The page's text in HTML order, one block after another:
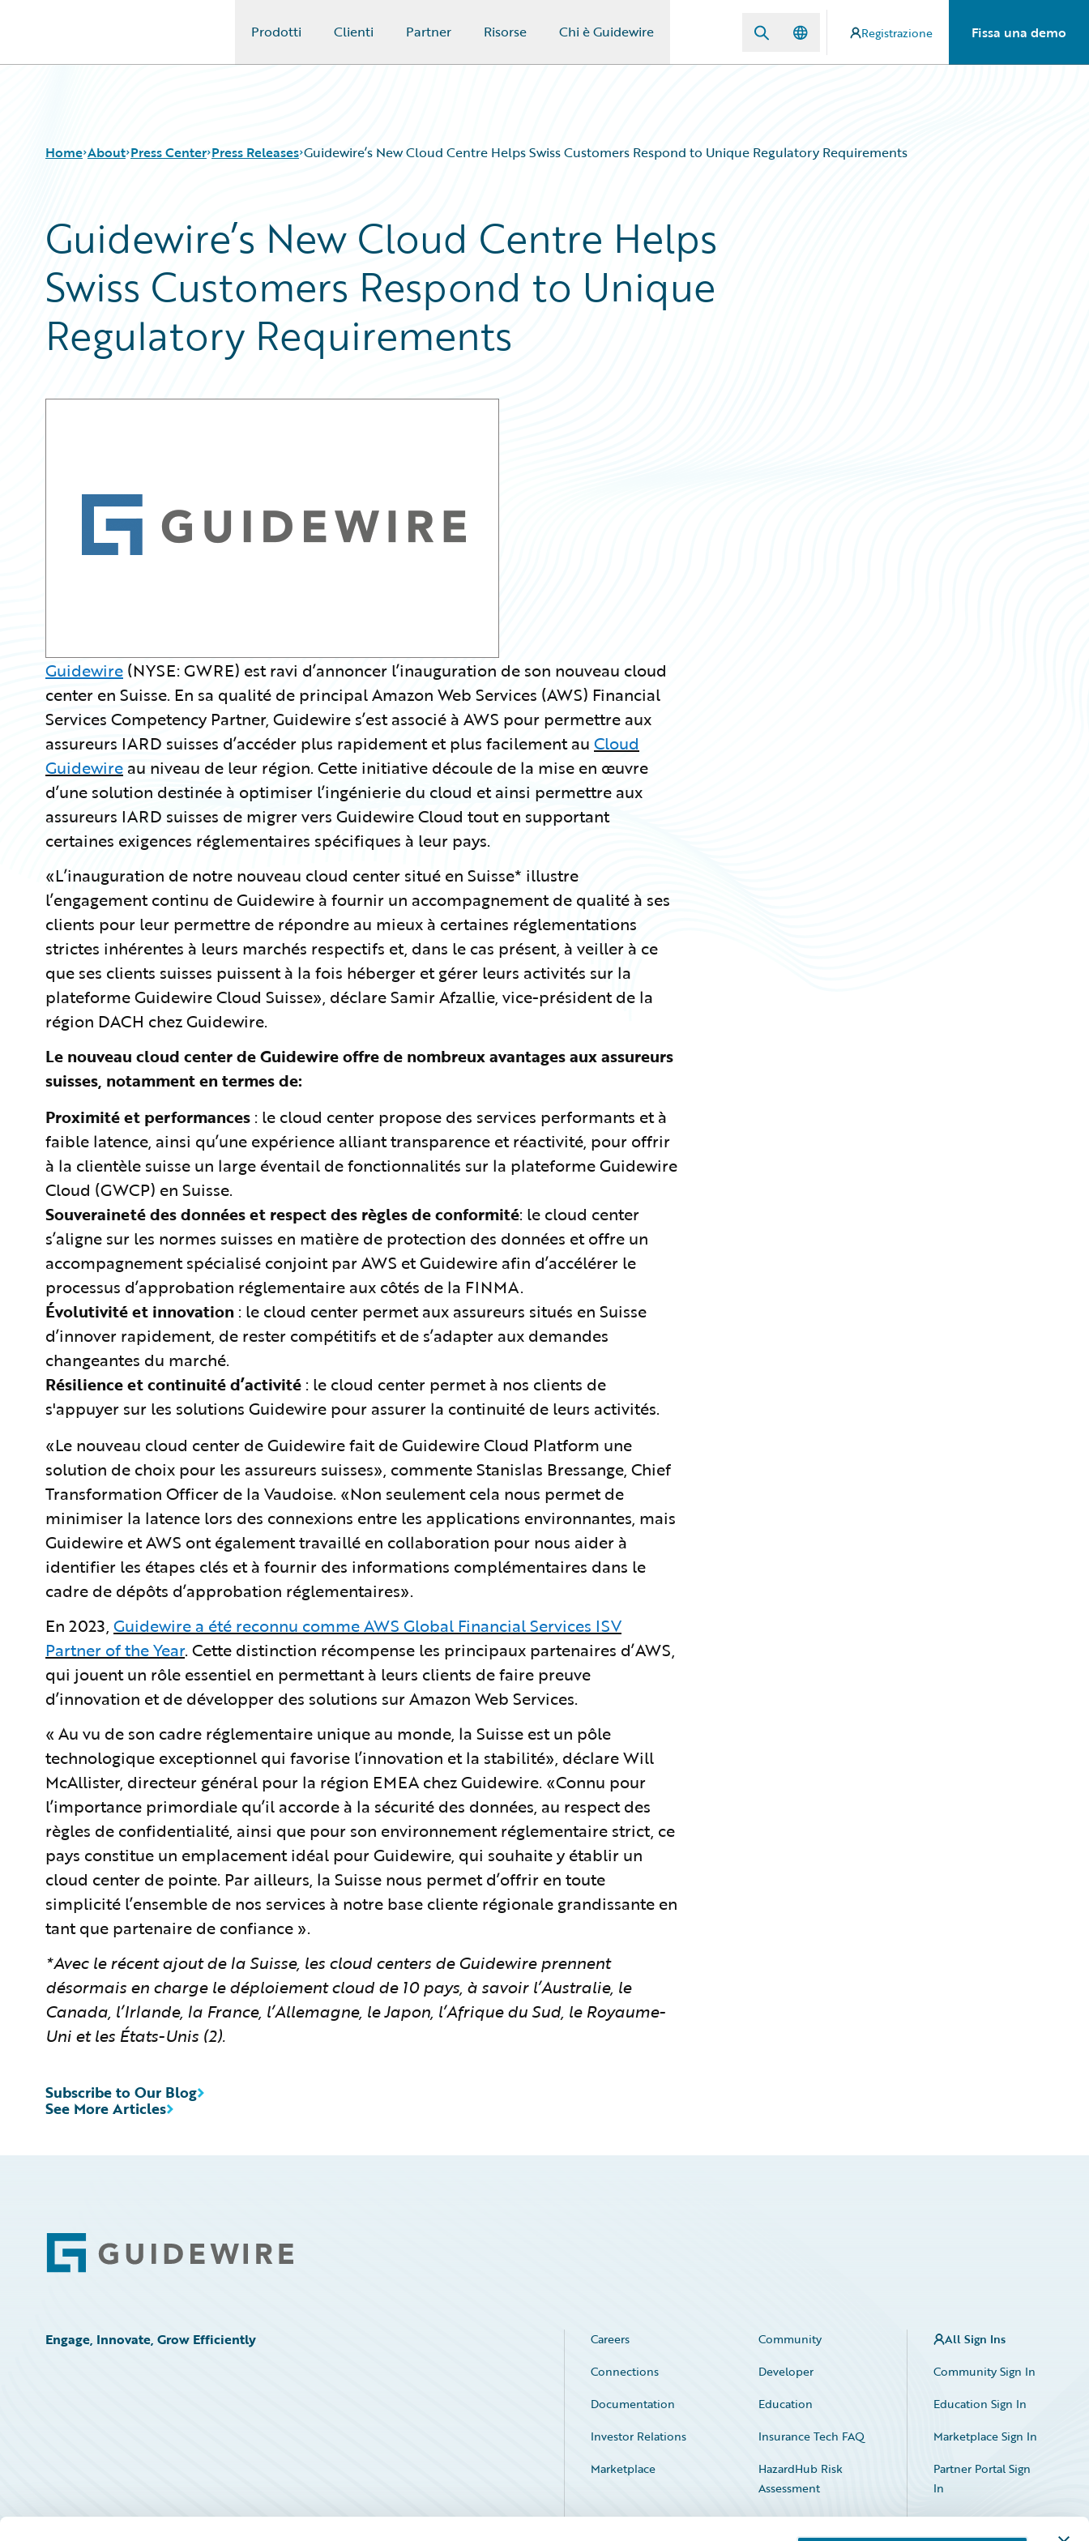
Prodotti Clienti Partner Risorse Chi è Guidewire Registrazione Fissa una demo
Home About Press Center Press Releases Guidewire’s New Cloud Centre Helps Swiss Customers Respond to Unique Regulatory Requirements
Guidewire’s New Cloud Centre Helps
Swiss Customers Respond to Unique
Regulatory Requirements
Guidewire (NYSE: GWRE) est ravi d’annoncer l’inauguration de son nouveau cloud
center en Suisse. En sa qualité de principal Amazon Web Services (AWS) Financial
Services Competency Partner, Guidewire s’est associé à AWS pour permettre aux
assureurs IARD suisses d’accéder plus rapidement et plus facilement au Cloud
Guidewire au niveau de leur région. Cette initiative découle de la mise en œuvre
d’une solution destinée à optimiser l’ingénierie du cloud et ainsi permettre aux
assureurs IARD suisses de migrer vers Guidewire Cloud tout en supportant
certaines exigences réglementaires spécifiques à leur pays.
«L’inauguration de notre nouveau cloud center situé en Suisse* illustre
l’engagement continu de Guidewire à fournir un accompagnement de qualité à ses
clients pour leur permettre de répondre au mieux à certaines réglementations
strictes inhérentes à leurs marchés respectifs et, dans le cas présent, à veiller à ce
que ses clients suisses puissent à la fois héberger et gérer leurs activités sur la
plateforme Guidewire Cloud Suisse», déclare Samir Afzallie, vice-président de la
région DACH chez Guidewire.
Le nouveau cloud center de Guidewire offre de nombreux avantages aux assureurs
suisses, notamment en termes de:
Proximité et performances : le cloud center propose des services performants et à
faible latence, ainsi qu’une expérience alliant transparence et réactivité, pour offrir
à la clientèle suisse un large éventail de fonctionnalités sur la plateforme Guidewire
Cloud (GWCP) en Suisse.
Souveraineté des données et respect des règles de conformité: le cloud center
s’aligne sur les normes suisses en matière de protection des données et offre un
accompagnement spécialisé conjoint par AWS et Guidewire afin d’accélérer le
processus d’approbation réglementaire aux côtés de la FINMA.
Évolutivité et innovation : le cloud center permet aux assureurs situés en Suisse
d’innover rapidement, de rester compétitifs et de s’adapter aux demandes
changeantes du marché.
Résilience et continuité d’activité : le cloud center permet à nos clients de
s'appuyer sur les solutions Guidewire pour assurer la continuité de leurs activités.
«Le nouveau cloud center de Guidewire fait de Guidewire Cloud Platform une
solution de choix pour les assureurs suisses», commente Stanislas Bressange, Chief
Transformation Officer de la Vaudoise. «Non seulement cela nous permet de
minimiser la latence lors des connexions entre les applications environnantes, mais
Guidewire et AWS ont également travaillé en collaboration pour nous aider à
identifier les étapes clés et à fournir des informations complémentaires dans le
cadre de dépôts d’approbation réglementaires».
En 2023, Guidewire a été reconnu comme AWS Global Financial Services ISV
Partner of the Year. Cette distinction récompense les principaux partenaires d’AWS,
qui jouent un rôle essentiel en permettant à leurs clients de faire preuve
d’innovation et de développer des solutions sur Amazon Web Services.
« Au vu de son cadre réglementaire unique au monde, la Suisse est un pôle
technologique exceptionnel qui favorise l’innovation et la stabilité», déclare Will
McAllister, directeur général pour la région EMEA chez Guidewire. «Connu pour
l’importance primordiale qu’il accorde à la sécurité des données, au respect des
règles de confidentialité, ainsi que pour son environnement réglementaire strict, ce
pays constitue un emplacement idéal pour Guidewire, qui souhaite y établir un
cloud center de pointe. Par ailleurs, la Suisse nous permet d’offrir en toute
simplicité l’ensemble de nos services à notre base cliente régionale grandissante en
tant que partenaire de confiance ».
*Avec le récent ajout de la Suisse, les cloud centers de Guidewire prennent
désormais en charge le déploiement cloud de 10 pays, à savoir l’Australie, le
Canada, l’Irlande, la France, l’Allemagne, le Japon, l’Afrique du Sud, le Royaume-
Uni et les États-Unis (2).
See More Articles
Subscribe to Our Blog
Footer
Engage, Innovate, Grow Efficiently Careers
Community
Connections
Developer
Documentation
Education
Investor Relations
Insurance Tech FAQ
Marketplace
HazardHub Risk
Assessment
Service Status
All Sign Ins
Community Sign In
Education Sign In
Marketplace Sign In
Partner Portal Sign
In